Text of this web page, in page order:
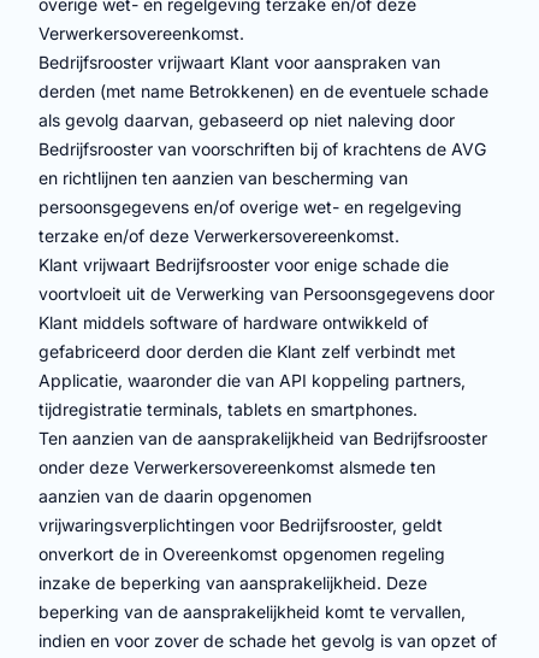
overige wet- en regelgeving terzake en/of deze
Verwerkersovereenkomst.
Bedrijfsrooster vrijwaart Klant voor aanspraken van
derden (met name Betrokkenen) en de eventuele schade
als gevolg daarvan, gebaseerd op niet naleving door
Bedrijfsrooster van voorschriften bij of krachtens de AVG
en richtlijnen ten aanzien van bescherming van
persoonsgegevens en/of overige wet- en regelgeving
terzake en/of deze Verwerkersovereenkomst.
Klant vrijwaart Bedrijfsrooster voor enige schade die
voortvloeit uit de Verwerking van Persoonsgegevens door
Klant middels software of hardware ontwikkeld of
gefabriceerd door derden die Klant zelf verbindt met
Applicatie, waaronder die van API koppeling partners,
tijdregistratie terminals, tablets en smartphones.
Ten aanzien van de aansprakelijkheid van Bedrijfsrooster
onder deze Verwerkersovereenkomst alsmede ten
aanzien van de daarin opgenomen
vrijwaringsverplichtingen voor Bedrijfsrooster, geldt
onverkort de in Overeenkomst opgenomen regeling
inzake de beperking van aansprakelijkheid. Deze
beperking van de aansprakelijkheid komt te vervallen,
indien en voor zover de schade het gevolg is van opzet of